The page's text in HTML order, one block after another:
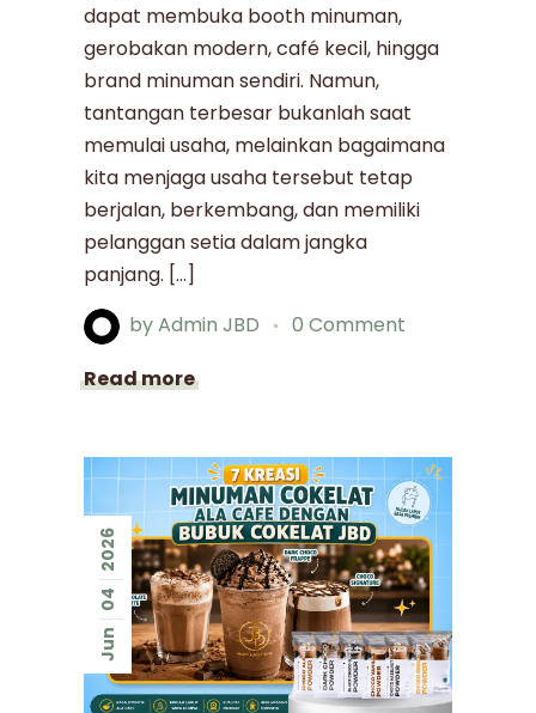
dapat membuka booth minuman,
gerobakan modern, café kecil, hingga
brand minuman sendiri. Namun,
tantangan terbesar bukanlah saat
memulai usaha, melainkan bagaimana
kita menjaga usaha tersebut tetap
berjalan, berkembang, dan memiliki
pelanggan setia dalam jangka
panjang. […]
byAdmin JBD
0 Comment
Read more
Jun
04
2026